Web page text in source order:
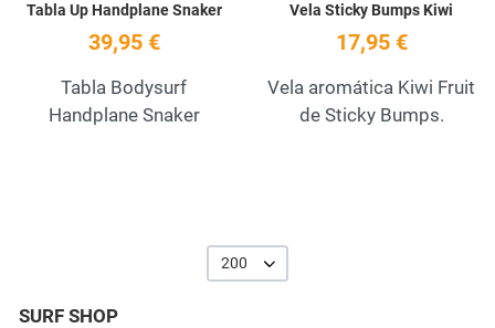
Tabla Up Handplane Snaker
39,95 €
Tabla Bodysurf
Handplane Snaker
Vela Sticky Bumps Kiwi
17,95 €
Vela aromática Kiwi Fruit
de Sticky Bumps.
200
SURF SHOP